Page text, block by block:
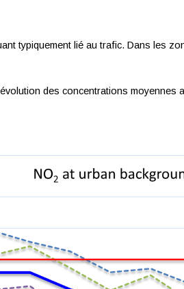
typiquement lié au trafic. Dans les
des concentrations